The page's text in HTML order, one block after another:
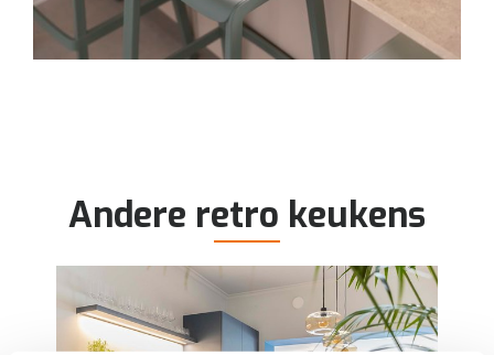
Andere retro keukens